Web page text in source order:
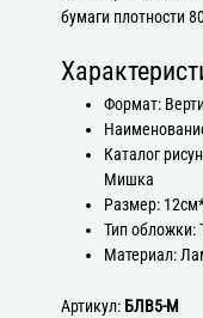
бумаги плотности
Формат:
Каталог
Мишка
Размер:
Тип обложки:
Материал:
Артикул: БЛВ5-М